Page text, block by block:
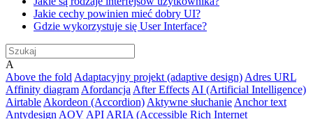
Jakie cechy powinien mieć dobry UI?
Gdzie wykorzystuje się User Interface?
A
Above the fold Adaptacyjny projekt (adaptive design) Adres URL
Affinity diagram Afordancja After Effects AI (Artificial Intelligence)
Airtable Akordeon (Accordion) Aktywne słuchanie Anchor text
Antydesign AOV API ARIA (Accessible Rich Internet